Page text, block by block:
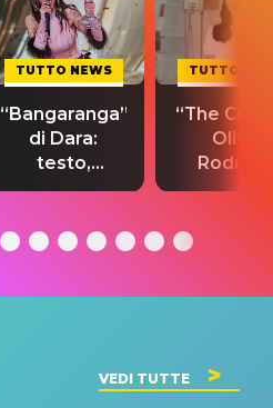
TUTTO NEWS
“Bangaranga”
di Dara:
testo,
traduzione e
del singolo
TUTTO
“The
Olivia
testo,
VEDI TUTTE